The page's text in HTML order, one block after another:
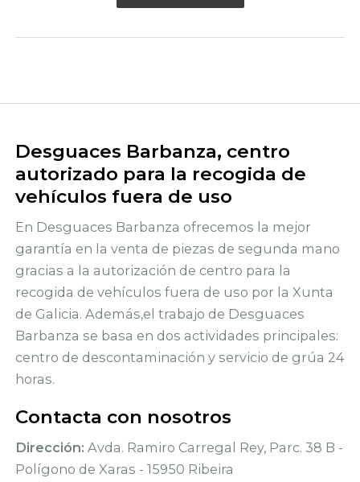
Desguaces Barbanza, centro
autorizado para la recogida de
vehículos fuera de uso
En Desguaces Barbanza ofrecemos la mejor
garantía en la venta de piezas de segunda mano
gracias a la autorización de centro para la
recogida de vehículos fuera de uso por la Xunta
de Galicia. Además,el trabajo de Desguaces
Barbanza se basa en dos actividades principales:
centro de descontaminación y servicio de grúa 24
horas.
Contacta con nosotros
Dirección: Avda. Ramiro Carregal Rey, Parc. 38 B -
Polígono de Xaras - 15950 Ribeira